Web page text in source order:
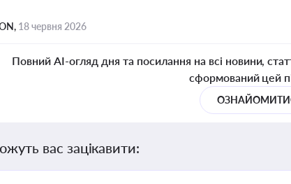
18 червня 2026
Повний AI-огляд дня та посилання на всі новини,
сформований цей
вас зацікавити: